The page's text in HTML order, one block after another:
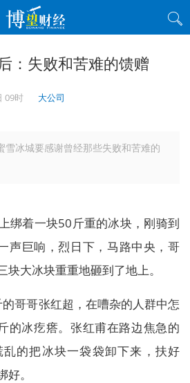
：失败和苦难的馈赠
09时 大公司
雪冰城要感谢曾经那些失败和苦难的
绑着一块50斤重的冰块，刚骑到
声巨响，烈日下，马路中央，哥
大冰块重重地砸到了地上。
哥哥张红超，在嘈杂的人群中怎
的冰疙瘩。张红甫在路边焦急的
的把冰块一袋袋卸下来，扶好
。